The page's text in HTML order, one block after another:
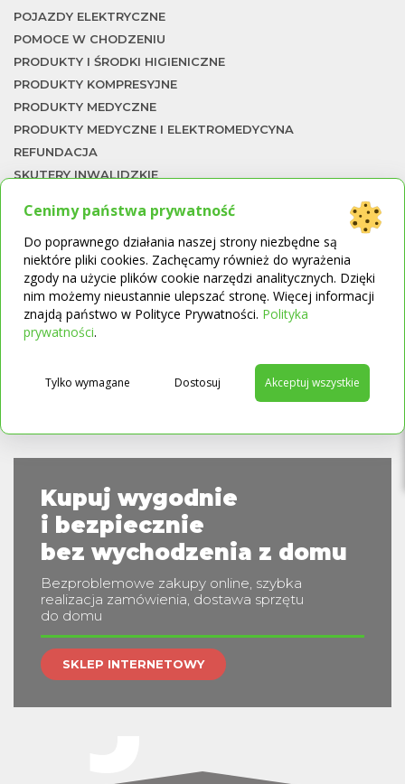
POJAZDY ELEKTRYCZNE
POMOCE W CHODZENIU
PRODUKTY I ŚRODKI HIGIENICZNE
PRODUKTY KOMPRESYJNE
PRODUKTY MEDYCZNE
PRODUKTY MEDYCZNE I ELEKTROMEDYCYNA
REFUNDACJA
SKUTERY INWALIDZKIE
TERAPIA NACZYNIOWA
TERMOMETRY
UKŁAD ODDECHOWY
WKŁADKI ORTOPEDYCZNE
WÓZKI I SKUTERY INWALIDZKIE
WÓZKI INWALIDZKIE
ŁÓŻKA REHABILITACYJNE
Kupuj wygodnie
i bezpiecznie
bez wychodzenia z domu
Bezproblemowe zakupy online, szybka
realizacja zamówienia, dostawa sprzętu
do domu
SKLEP INTERNETOWY
Cenimy państwa prywatność
Do poprawnego działania naszej strony niezbędne są
niektóre pliki cookies. Zachęcamy również do wyrażenia
zgody na użycie plików cookie narzędzi analitycznych. Dzięki
nim możemy nieustannie ulepszać stronę. Więcej informacji
znajdą państwo w Polityce Prywatności. Polityka
prywatności.
Dostosuj
Tylko wymagane Akceptuj wszystkie
To